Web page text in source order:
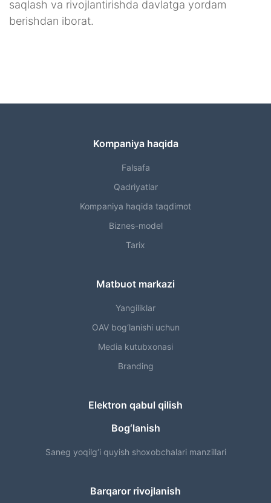
saqlash va rivojlantirishda davlatga yordam
berishdan iborat.
Kompaniya haqida
Falsafa
Qadriyatlar
Kompaniya haqida taqdimot
Biznes-model
Tarix
Matbuot markazi
Yangiliklar
OAV bog‘lanishi uchun
Media kutubxonasi
Branding
Elektron qabul qilish
Bog‘lanish
Saneg yoqilg‘i quyish shoxobchalari manzillari
Barqaror rivojlanish